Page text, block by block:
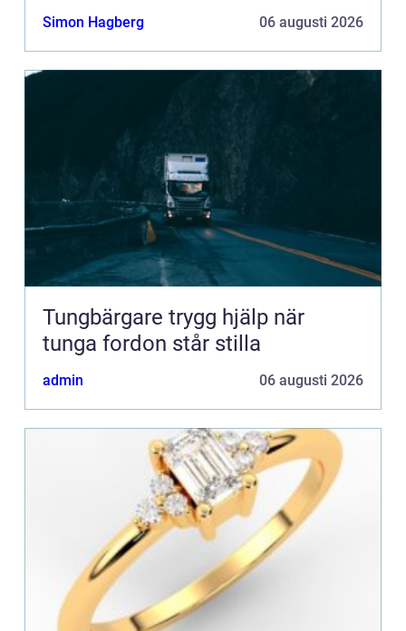
Simon Hagberg 06 augusti 2026
Tungbärgare trygg hjälp när
tunga fordon står stilla
admin 06 augusti 2026